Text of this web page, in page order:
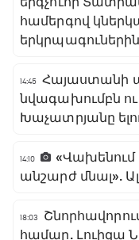
համերգով
երկրպագուներին
14:45 Հայաստանի
նվագախումբն
Խաչատրյանը
14:10
«Վախենում
անշարժ մնալ».
18:03
համար. Լուիզա